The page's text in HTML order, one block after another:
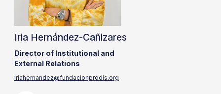
Iria Hernández-Cañizares
Director of Institutional and
External Relations
iriahernandez@fundacionprodis.org